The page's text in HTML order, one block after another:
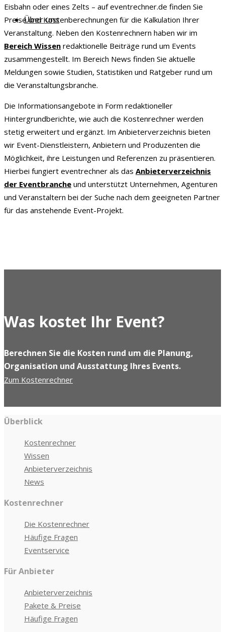
Über uns
Eisbahn oder eines Zelts – auf eventrechner.de finden Sie
Preise und Kostenberechnungen für die Kalkulation Ihrer
Veranstaltung. Neben den Kostenrechnern haben wir im
Bereich Wissen redaktionelle Beiträge rund um Events
zusammengestellt. Im Bereich News finden Sie aktuelle
Meldungen sowie Studien, Statistiken und Ratgeber rund um
die Veranstaltungsbranche.
Die Informationsangebote in Form redaktioneller
Hintergrundberichte, wie auch die Kostenrechner werden
stetig erweitert und ergänzt. Im Anbieterverzeichnis bieten
wir Event-Dienstleistern, Anbietern und Produzenten die
Möglichkeit, ihre Leistungen und Referenzen zu präsentieren.
Hierbei fungiert eventrechner als das Anbieterverzeichnis
der Eventbranche und unterstützt Unternehmen, Agenturen
und Veranstaltern bei der Suche nach dem geeigneten Partner
für das anstehende Event-Projekt.
Was kostet Ihr Event?
Berechnen Sie die Kosten rund um die Planung,
Organisation und Ausstattung Ihres Events.
Zum Kostenrechner
Überblick
Kostenrechner
Wissen
Anbieterverzeichnis
News
Kostenrechner
Die Kostenrechner
Häufige Fragen
Eventservice
Für Anbieter
Anbieterverzeichnis
Pakete & Preise
Häufige Fragen